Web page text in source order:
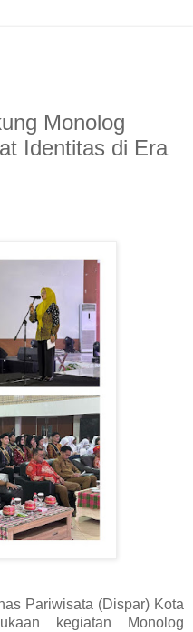
Monolog
Identitas di Era
Pariwisata (Dispar) Kota
kegiatan Monolog